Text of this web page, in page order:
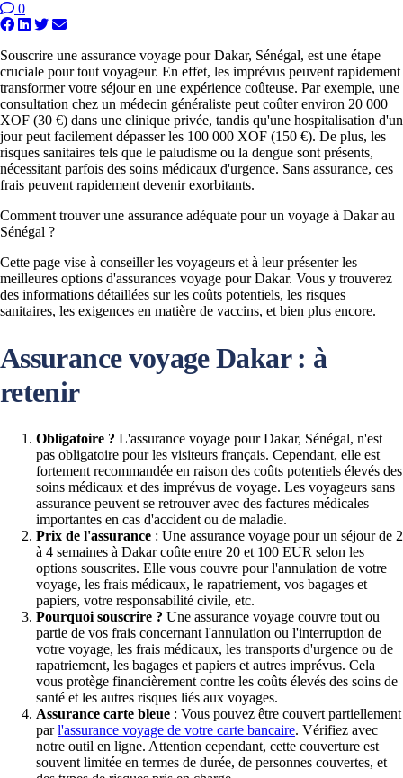
0
Souscrire une assurance voyage pour Dakar, Sénégal, est une étape
cruciale pour tout voyageur. En effet, les imprévus peuvent rapidement
transformer votre séjour en une expérience coûteuse. Par exemple, une
consultation chez un médecin généraliste peut coûter environ 20 000
XOF (30 €) dans une clinique privée, tandis qu'une hospitalisation d'un
jour peut facilement dépasser les 100 000 XOF (150 €). De plus, les
risques sanitaires tels que le paludisme ou la dengue sont présents,
nécessitant parfois des soins médicaux d'urgence. Sans assurance, ces
frais peuvent rapidement devenir exorbitants.
Comment trouver une assurance adéquate pour un voyage à Dakar au
Sénégal ?
Cette page vise à conseiller les voyageurs et à leur présenter les
meilleures options d'assurances voyage pour Dakar. Vous y trouverez
des informations détaillées sur les coûts potentiels, les risques
sanitaires, les exigences en matière de vaccins, et bien plus encore.
Assurance voyage Dakar : à
retenir
Obligatoire ? L'assurance voyage pour Dakar, Sénégal, n'est
pas obligatoire pour les visiteurs français. Cependant, elle est
fortement recommandée en raison des coûts potentiels élevés des
soins médicaux et des imprévus de voyage. Les voyageurs sans
assurance peuvent se retrouver avec des factures médicales
importantes en cas d'accident ou de maladie.
Prix de l'assurance : Une assurance voyage pour un séjour de 2
à 4 semaines à Dakar coûte entre 20 et 100 EUR selon les
options souscrites. Elle vous couvre pour l'annulation de votre
voyage, les frais médicaux, le rapatriement, vos bagages et
papiers, votre responsabilité civile, etc.
Pourquoi souscrire ? Une assurance voyage couvre tout ou
partie de vos frais concernant l'annulation ou l'interruption de
votre voyage, les frais médicaux, les transports d'urgence ou de
rapatriement, les bagages et papiers et autres imprévus. Cela
vous protège financièrement contre les coûts élevés des soins de
santé et les autres risques liés aux voyages.
Assurance carte bleue : Vous pouvez être couvert partiellement
parl'assurance voyage de votre carte bancaire. Vérifiez avec
notre outil en ligne. Attention cependant, cette couverture est
souvent limitée en termes de durée, de personnes couvertes, et